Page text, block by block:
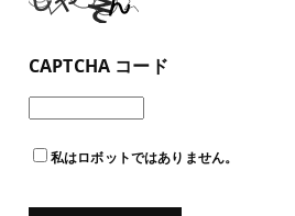
CAPTCHA コード
私はロボットではありません。